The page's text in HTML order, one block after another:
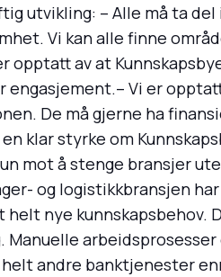
utvikling: – Alle må ta del
Vi kan alle finne
opptatt av at
Vi er
De må gjerne ha
klar styrke om
mot å stenge bransjer
og logistikkbransjen
nye kunnskapsbehov.
Manuelle
andre banktjenester